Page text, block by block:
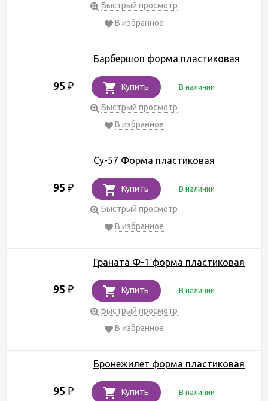
Быстрый просмотр
В избранное
Барбершоп форма пластиковая
95 ₽ Купить В наличии
Быстрый просмотр
В избранное
Су-57 Форма пластиковая
95 ₽ Купить В наличии
Быстрый просмотр
В избранное
Граната Ф-1 форма пластиковая
95 ₽ Купить В наличии
Быстрый просмотр
В избранное
Бронежилет форма пластиковая
95 ₽ Купить В наличии